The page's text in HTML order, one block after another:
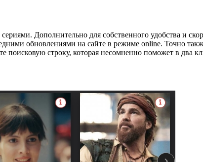
Дополнительно для собственного удобства и
обновлениями на сайте в режиме online. Точно
строку, которая несомненно поможет в два